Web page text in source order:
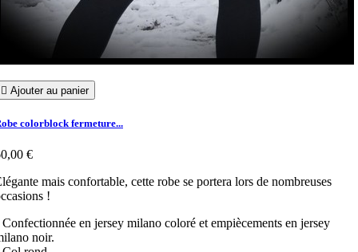
 Ajouter au panier
colorblock fermeture...
€
mais confortable, cette robe se portera lors de nombreuses
!
Confectionnée en jersey milano coloré et empiècements en jersey
noir.